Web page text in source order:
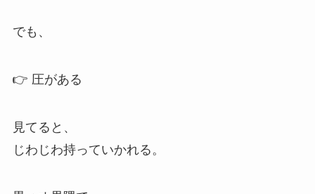
でも、
👉 圧がある
見てると、
じわじわ持っていかれる。